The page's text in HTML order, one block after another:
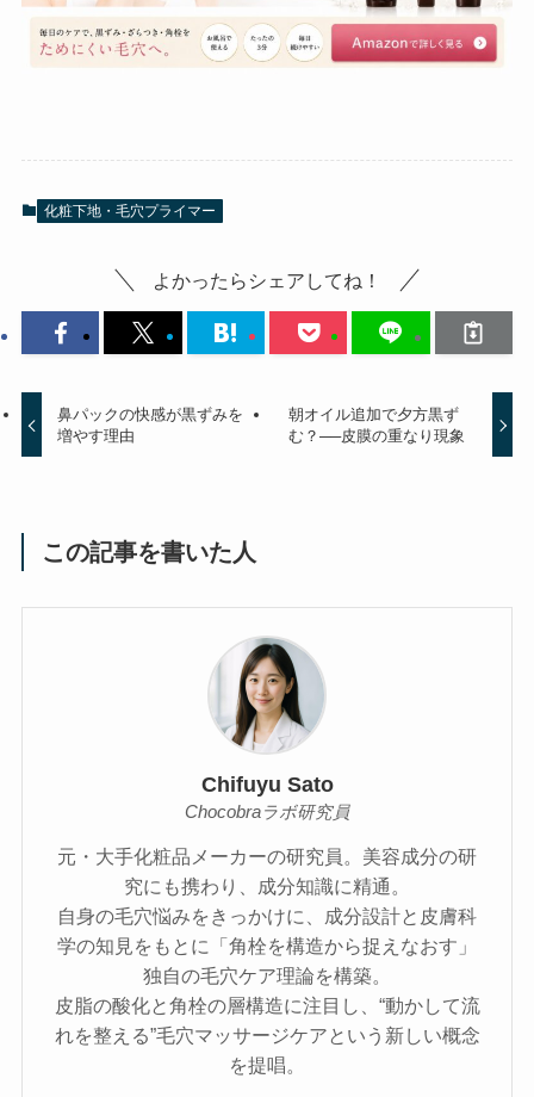
化粧下地・毛穴プライマー
よかったらシェアしてね！
鼻パックの快感が黒ずみを
増やす理由
朝オイル追加で夕方黒ず
む？──皮膜の重なり現象
この記事を書いた人
Chifuyu Sato
Chocobraラボ研究員
元・大手化粧品メーカーの研究員。美容成分の研
究にも携わり、成分知識に精通。
自身の毛穴悩みをきっかけに、成分設計と皮膚科
学の知見をもとに「角栓を構造から捉えなおす」
独自の毛穴ケア理論を構築。
皮脂の酸化と角栓の層構造に注目し、“動かして流
れを整える”毛穴マッサージケアという新しい概念
を提唱。